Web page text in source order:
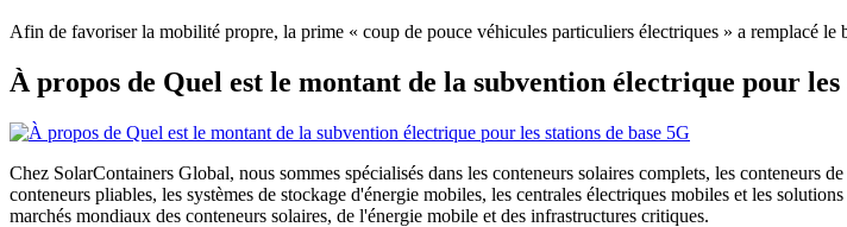
Afin de favoriser la mobilité propre, la prime « coup de pouce véhicules particuliers électriques » a remplacé
À propos de Quel est le montant de la subvention électrique pour les
Chez SolarContainers Global, nous sommes spécialisés dans les conteneurs solaires complets, les conteneurs
conteneurs pliables, les systèmes de stockage d'énergie mobiles, les centrales électriques mobiles et les
marchés mondiaux des conteneurs solaires, de l'énergie mobile et des infrastructures critiques.